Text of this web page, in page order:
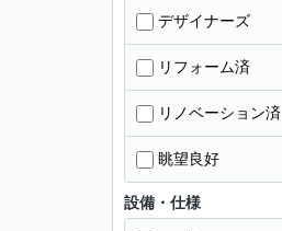
デザイナーズ
リフォーム済
リノベーション済
眺望良好
設備・仕様